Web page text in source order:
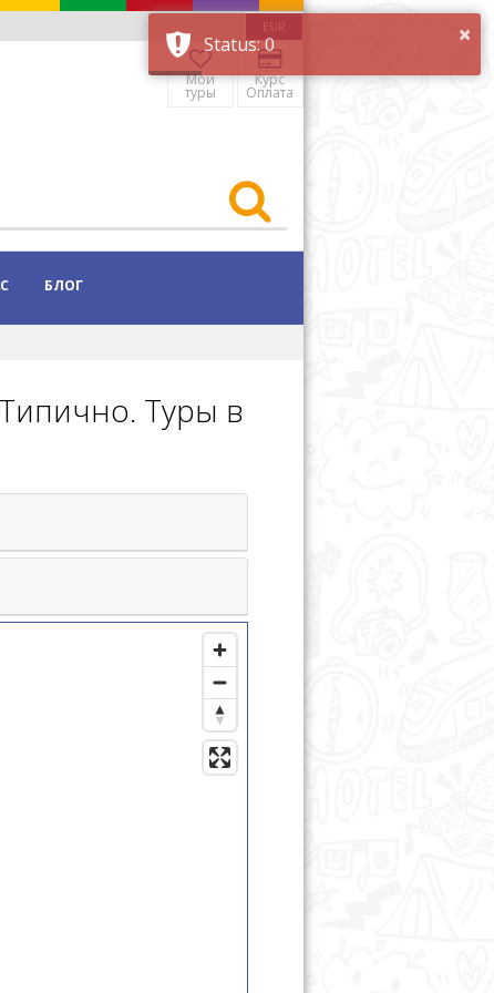
EUR
Мои
туры
Курс
Оплата
БЛОГ
Туры в
×
Status: 0